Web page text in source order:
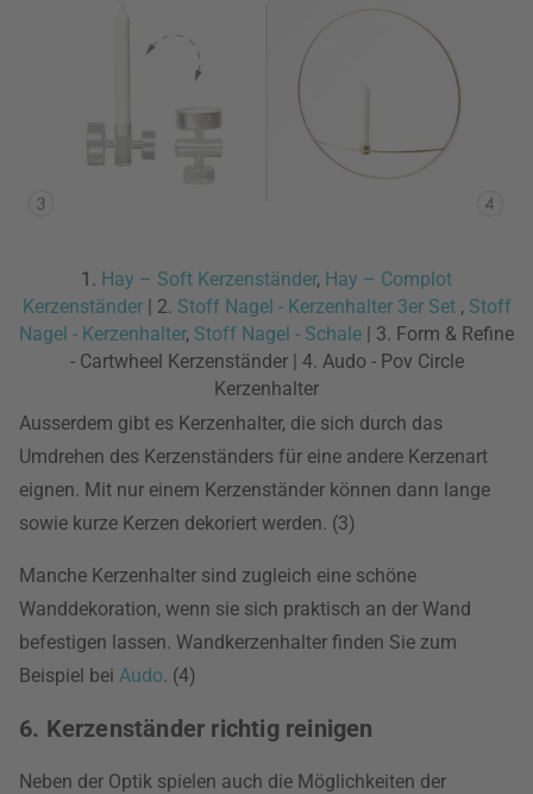
1. Hay – Soft Kerzenständer, Hay – Complot
Kerzenständer | 2. Stoff Nagel - Kerzenhalter 3er Set , Stoff
Nagel - Kerzenhalter, Stoff Nagel - Schale | 3. Form & Refine
- Cartwheel Kerzenständer | 4. Audo - Pov Circle
Kerzenhalter
Ausserdem gibt es Kerzenhalter, die sich durch das
Umdrehen des Kerzenständers für eine andere Kerzenart
eignen. Mit nur einem Kerzenständer können dann lange
sowie kurze Kerzen dekoriert werden. (3)
Manche Kerzenhalter sind zugleich eine schöne
Wanddekoration, wenn sie sich praktisch an der Wand
befestigen lassen. Wandkerzenhalter finden Sie zum
Beispiel bei Audo. (4)
6. Kerzenständer richtig reinigen
Neben der Optik spielen auch die Möglichkeiten der